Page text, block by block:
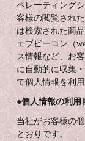
ペレーティング
客様の閲覧され
は検索された商
ェブビーコン（
ス情報など、お
に自動的に収集
て個人情報を利
●個人情報の利用
当社がお客様の
とおりです。